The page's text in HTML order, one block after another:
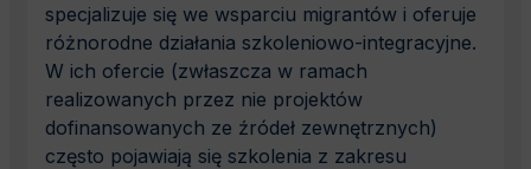
specjalizuje się we wsparciu migrantów i oferuje
różnorodne działania szkoleniowo-integracyjne.
W ich ofercie (zwłaszcza w ramach
realizowanych przez nie projektów
dofinansowanych ze źródeł zewnętrznych)
często pojawiają się szkolenia z zakresu